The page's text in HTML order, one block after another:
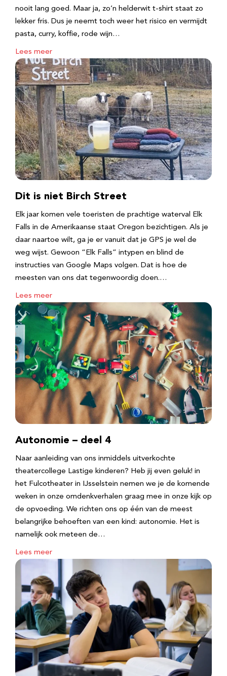
nooit lang goed. Maar ja, zo’n helderwit t-shirt staat zo
lekker fris. Dus je neemt toch weer het risico en vermijdt
pasta, curry, koffie, rode wijn…
Lees meer
Dit is niet Birch Street
Elk jaar komen vele toeristen de prachtige waterval Elk
Falls in de Amerikaanse staat Oregon bezichtigen. Als je
daar naartoe wilt, ga je er vanuit dat je GPS je wel de
weg wijst. Gewoon “Elk Falls” intypen en blind de
instructies van Google Maps volgen. Dat is hoe de
meesten van ons dat tegenwoordig doen.…
Lees meer
Autonomie – deel 4
Naar aanleiding van ons inmiddels uitverkochte
theatercollege Lastige kinderen? Heb jij even geluk! in
het Fulcotheater in IJsselstein nemen we je de komende
weken in onze omdenkverhalen graag mee in onze kijk op
de opvoeding. We richten ons op één van de meest
belangrijke behoeften van een kind: autonomie. Het is
namelijk ook meteen de…
Lees meer